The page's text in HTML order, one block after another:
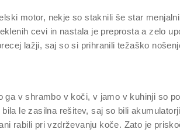
motor, nekje so staknili še star
cevi in nastala je preprosta a zelo
lažji, saj so si prihranili težaško
v shrambo v koči, v jamo v kuhinji so
le zasilna rešitev, saj so bili
rabili pri vzdrževanju koče. Zato je